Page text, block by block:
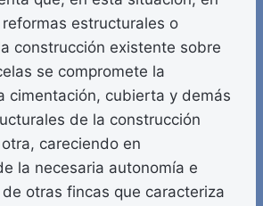
estructurales o
construcción existente sobre
se compromete la
cimentación, cubierta y demás
de la construcción
careciendo en
la necesaria autonomía e
otras fincas que caracteriza